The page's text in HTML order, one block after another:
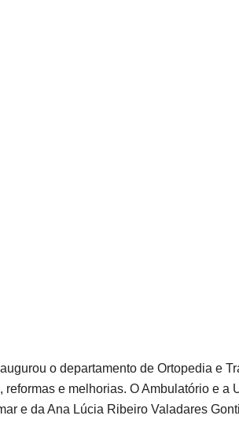
o departamento de Ortopedia e
e melhorias. O Ambulatório e a
e da Ana Lúcia Ribeiro Valadares